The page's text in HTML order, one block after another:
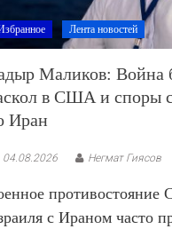
Лента новостей
Маликов: Война
в США и споры
Иран
04.08.2026 Негмат Гиясов
с Ираном часто